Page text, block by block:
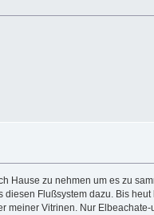
zu nehmen um es zu
Flußsystem dazu. Bis
meiner Vitrinen. Nur Elbeachate-